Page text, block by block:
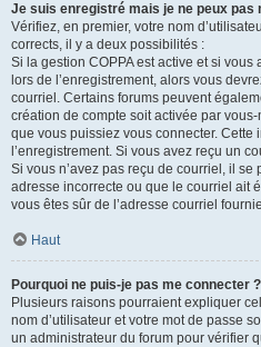
Je suis enregistré mais je ne peux pas
Vérifiez, en premier, votre nom
corrects, il y a deux possibilités :
Si la gestion COPPA est active et si
lors de l’enregistrement, alors vous
courriel. Certains forums peuvent
création de compte soit activée par
que vous puissiez vous connecter. Cette
l’enregistrement. Si vous avez reçu un
Si vous n’avez pas reçu de courriel, il
adresse incorrecte ou que le courriel ait
vous êtes sûr de l’adresse courriel
Haut
Pourquoi ne puis-je pas me connecter ?
Plusieurs raisons pourraient expliquer
nom d’utilisateur et votre mot de passe
un administrateur du forum pour vérifier